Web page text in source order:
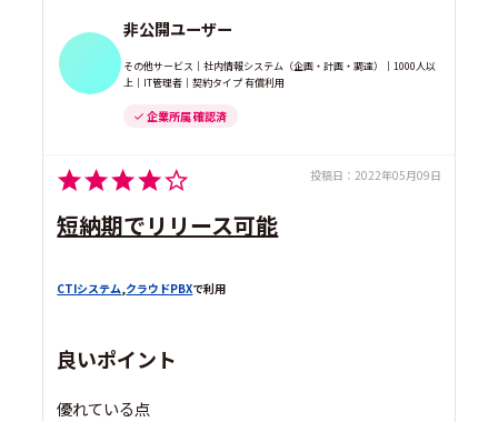
非公開ユーザー
その他サービス｜社内情報システム（企画・計画・調達）｜1000人以
上｜IT管理者｜契約タイプ 有償利用
企業所属 確認済
投稿日： 2022年05月09日
短納期でリリース可能
CTIシステム,クラウドPBXで利用
良いポイント
優れている点